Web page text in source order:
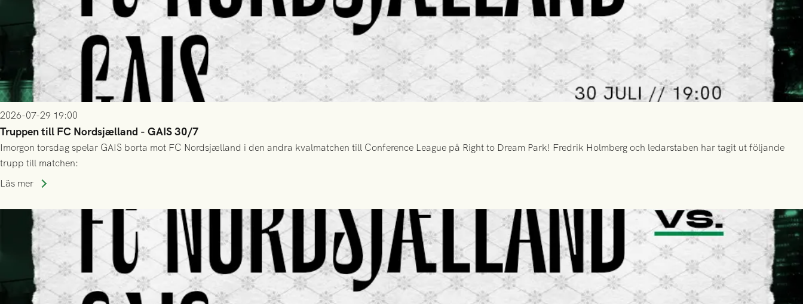
2026-07-29 19:00
Truppen till FC Nordsjælland - GAIS 30/7
Imorgon torsdag spelar GAIS borta mot FC Nordsjælland i den andra kvalmatchen till Conference League på Right to Dream Park! Fredrik Holmberg och ledarstaben har tagit ut följande
trupp till matchen:
Läs mer